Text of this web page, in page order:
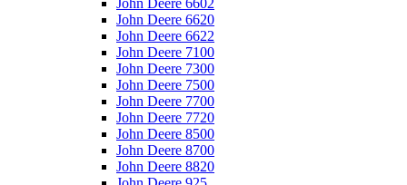
John Deere 6602
John Deere 6620
John Deere 6622
John Deere 7100
John Deere 7300
John Deere 7500
John Deere 7700
John Deere 7720
John Deere 8500
John Deere 8700
John Deere 8820